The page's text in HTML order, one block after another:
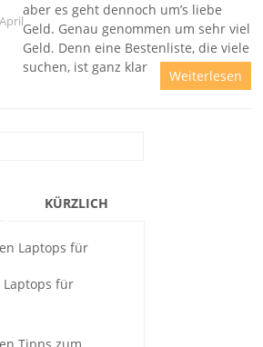
April
aber es geht dennoch um’s liebe
Geld. Genau genommen um sehr viel
Geld. Denn eine Bestenliste, die viele
suchen, ist ganz klar
Weiterlesen
KÜRZLICH
Laptops für